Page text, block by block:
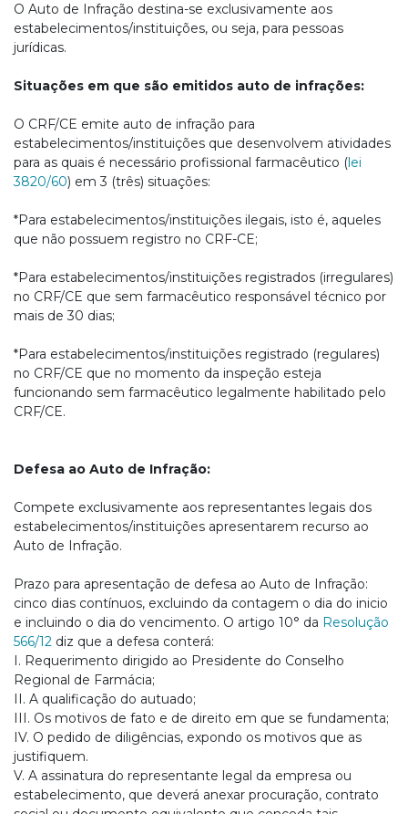
O Auto de Infração destina-se exclusivamente aos
estabelecimentos/instituições, ou seja, para pessoas
jurídicas.
Situações em que são emitidos auto de infrações:
O CRF/CE emite auto de infração para
estabelecimentos/instituições que desenvolvem atividades
para as quais é necessário profissional farmacêutico (lei
3820/60) em 3 (três) situações:
*Para estabelecimentos/instituições ilegais, isto é, aqueles
que não possuem registro no CRF-CE;
*Para estabelecimentos/instituições registrados (irregulares)
no CRF/CE que sem farmacêutico responsável técnico por
mais de 30 dias;
*Para estabelecimentos/instituições registrado (regulares)
no CRF/CE que no momento da inspeção esteja
funcionando sem farmacêutico legalmente habilitado pelo
CRF/CE.
Defesa ao Auto de Infração:
Compete exclusivamente aos representantes legais dos
estabelecimentos/instituições apresentarem recurso ao
Auto de Infração.
Prazo para apresentação de defesa ao Auto de Infração:
cinco dias contínuos, excluindo da contagem o dia do inicio
e incluindo o dia do vencimento. O artigo 10° da Resolução
566/12 diz que a defesa conterá:
I. Requerimento dirigido ao Presidente do Conselho
Regional de Farmácia;
II. A qualificação do autuado;
III. Os motivos de fato e de direito em que se fundamenta;
IV. O pedido de diligências, expondo os motivos que as
justifiquem.
V. A assinatura do representante legal da empresa ou
estabelecimento, que deverá anexar procuração, contrato